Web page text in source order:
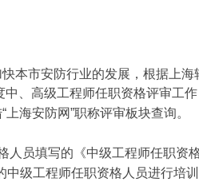
本市安防行业的发展，根据上
中、高级工程师任职资格评审工
海安防网”职称评审板块查询。
人员填写的《中级工程师任职资
中级工程师任职资格人员进行培